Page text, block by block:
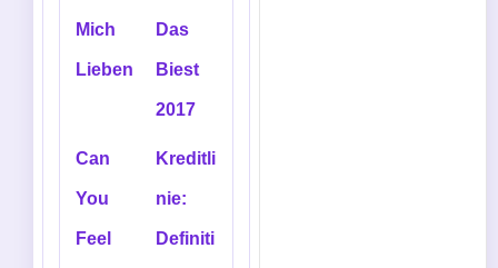
Mich
Lieben
Das
Biest
2017
Can
You
Feel
Kreditli
nie:
Definiti